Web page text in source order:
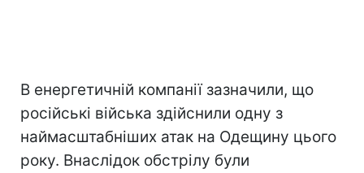
В енергетичній компанії зазначили, що
російські війська здійснили одну з
наймасштабніших атак на Одещину цього
року. Внаслідок обстрілу були